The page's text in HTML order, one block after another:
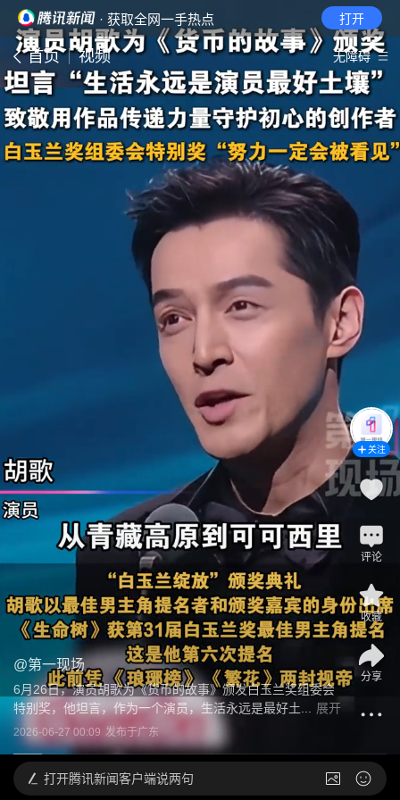
· 获取全网一手热点 打开
首页 视频 无障碍
@第一现场
6月26日，演员胡歌为《货币的故事》颁发白玉兰奖组委会
特别奖，他坦言，作为一个演员，生活永远是最好土...
展开
2026-06-27 00:09 发布于广东
关注
评论
收藏
分享
打开腾讯新闻客户端说两句